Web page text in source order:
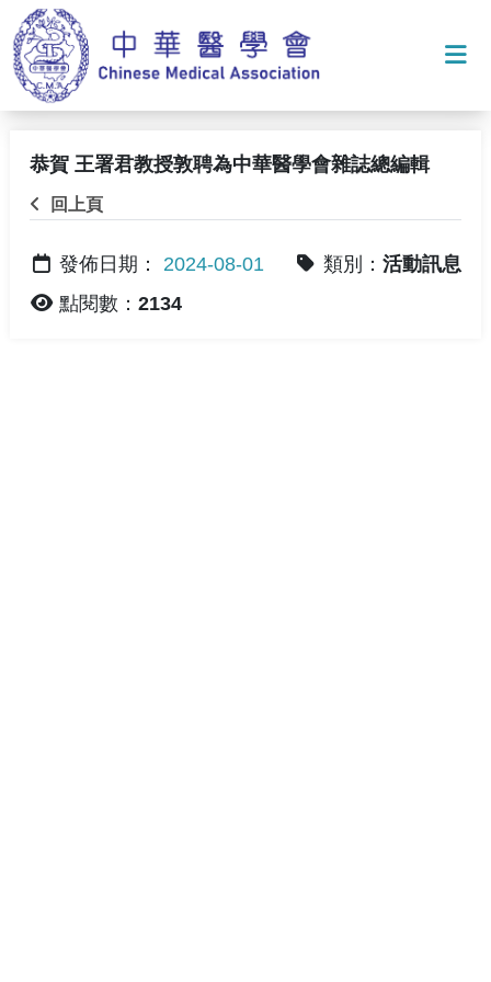
恭賀 王署君教授敦聘為中華醫學會雜誌總編輯
回上頁
發佈日期： 2024-08-01 類別： 活動訊息
點閱數： 2134